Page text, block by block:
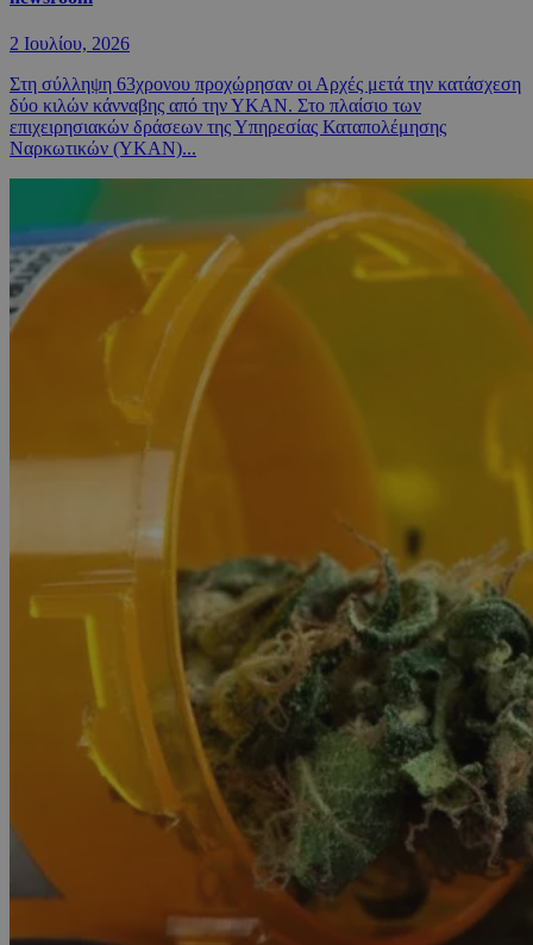
2 Ιουλίου, 2026
Στη σύλληψη 63χρονου προχώρησαν οι Αρχές μετά την κατάσχεση
δύο κιλών κάνναβης από την ΥΚΑΝ. Στο πλαίσιο των
επιχειρησιακών δράσεων της Υπηρεσίας Καταπολέμησης
Ναρκωτικών (ΥΚΑΝ)...